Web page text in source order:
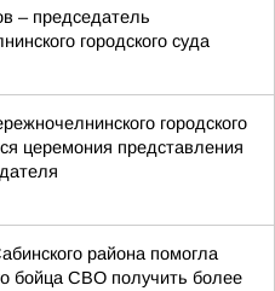
– председатель
городского суда
городского
церемония представления
района помогла
бойца СВО получить более